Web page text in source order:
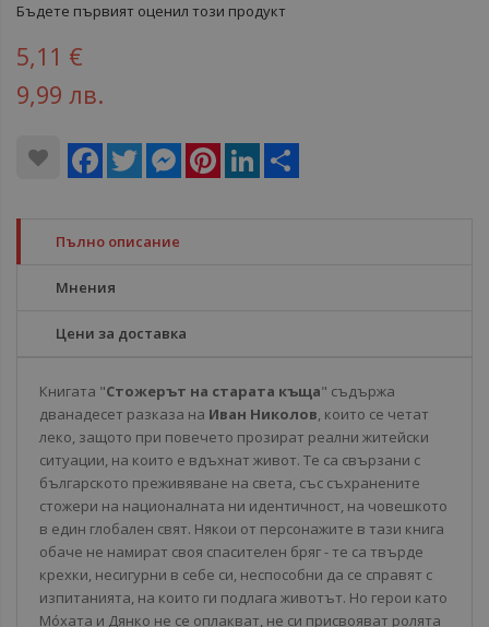
Бъдете първият оценил този продукт
5,11 €
9,99 лв.
Facebook
Twitter MessengerPinterestLinkedIn
Пълно описание
Мнения
Цени за доставка
Книгата "Стожерът на старата къща" съдържа
дванадесет разказа на Иван Николов, които се четат
леко, защото при повечето прозират реални житейски
ситуации, на които е вдъхнат живот. Те са свързани с
българското преживяване на света, със съхранените
стожери на националната ни идентичност, на човешкото
в един глобален свят. Някои от персонажите в тази книга
обаче не намират своя спасителен бряг - те са твърде
крехки, несигурни в себе си, неспособни да се справят с
изпитанията, на които ги подлага животът. Но герои като
Мóхата и Дянко не се оплакват, не си присвояват ролята